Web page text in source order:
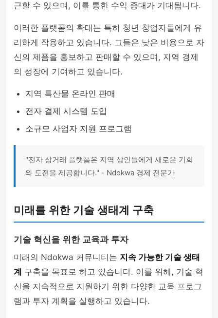
근할 수 있으며, 이를 통한 수익 증대가 기대됩니다.
이러한 플랫폼의 확대는 특히 청년 창업자들에게 유
리하게 작용하고 있습니다. 그들은 낮은 비용으로 자
신의 제품을 홍보하고 판매할 수 있으며, 지역 경제
의 성장에 기여하고 있습니다.
지역 특산물 온라인 판매
전자 결제 시스템 도입
소규모 사업자 지원 프로그램
"전자 상거래 플랫폼은 지역 상인들에게 새로운 기회
와 도전을 제공합니다." - Ndokwa 경제 전문가
미래를 위한 기술 생태계 구축
기술 혁신을 위한 교육과 투자
미래의 Ndokwa 커뮤니티는 지속 가능한 기술 생태
계 구축을 목표로 하고 있습니다. 이를 위해, 기술 혁
신을 지속적으로 지원하기 위한 다양한 교육 프로그
램과 투자 계획을 실행하고 있습니다.